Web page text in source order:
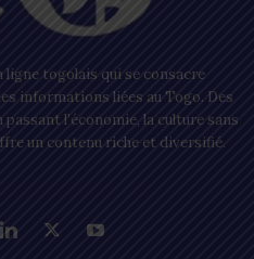
ligne togolais qui se consacre
informations liées au Togo. Des
l’économie, la culture sans
un contenu riche et diversifié.